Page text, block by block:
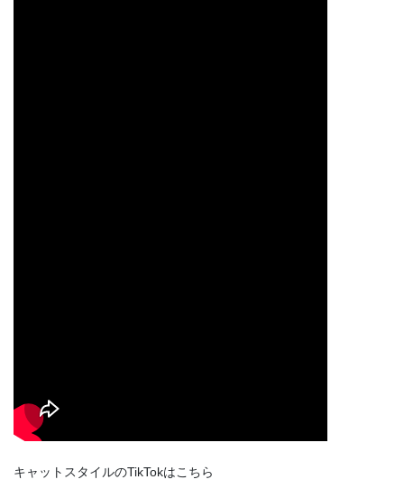
キャットスタイルのTikTokはこちら